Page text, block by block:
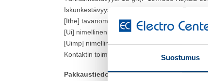
Suostumus
Iskunkestävyys: 100 gn IEC 60068-2-27
[Ithe] tavanomainen suljettu lämpövirta: 10 A
[Ui] nimellinen eristysjännite: 600 V 3): IEC
[Uimp] nimellinen impulssinkestojännite: 6 kV
Kontaktin toiminta: Hidas avautuva, porrastettu
Pakkaustiedot